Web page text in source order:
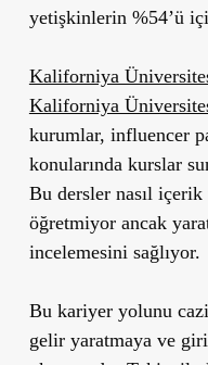
yetişkinlerin %54’ü
Kaliforniya
Kaliforniya
kurumlar, influencer
konularında kurslar
Bu dersler nasıl içerik
öğretmiyor ancak
incelemesini sağlıyor.
Bu kariyer yolunu
gelir yaratmaya ve